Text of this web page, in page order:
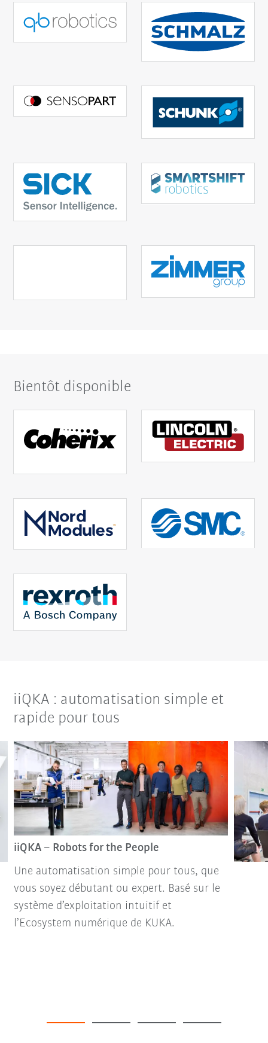
Bientôt disponible
iiQKA : automatisation simple et
rapide pour tous
iiQKA – Robots for the People
Une automatisation simple pour tous, que
vous soyez débutant ou expert. Basé sur le
système d’exploitation intuitif et
l’Ecosystem numérique de KUKA.